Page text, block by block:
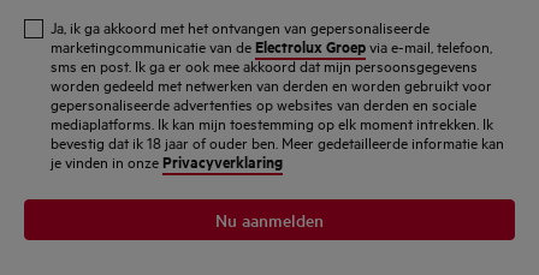
mailadres
Ja, ik ga akkoord met het ontvangen van gepersonaliseerde
marketingcommunicatie van de Electrolux Groepvia e-mail, telefoon,
sms en post. Ik ga er ook mee akkoord dat mijn persoonsgegevens
worden gedeeld met netwerken van derden en worden gebruikt voor
gepersonaliseerde advertenties op websites van derden en sociale
mediaplatforms. Ik kan mijn toestemming op elk moment intrekken. Ik
bevestig dat ik 18 jaar of ouder ben. Meer gedetailleerde informatie kan
je vinden in onze Privacyverklaring
Nu aanmelden